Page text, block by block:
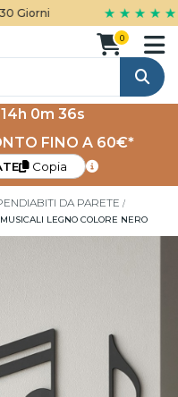
Giorni ★ ★ ★ ★ ★
Cerca
0
0m 36s
FINO A 60€*
Copia
DA PARETE
LEGNO COLORE NERO